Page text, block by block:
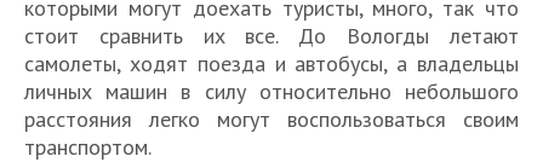
которыми могут доехать туристы, много, так что
стоит сравнить их все. До Вологды летают
самолеты, ходят поезда и автобусы, а владельцы
личных машин в силу относительно небольшого
расстояния легко могут воспользоваться своим
транспортом.